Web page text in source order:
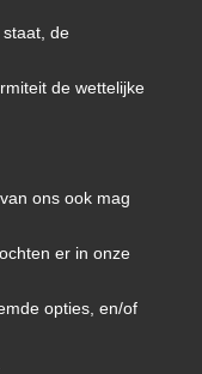
de
de wettelijke
ons ook mag
er in onze
opties, en/of